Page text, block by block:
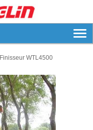
Finisseur WTL4500